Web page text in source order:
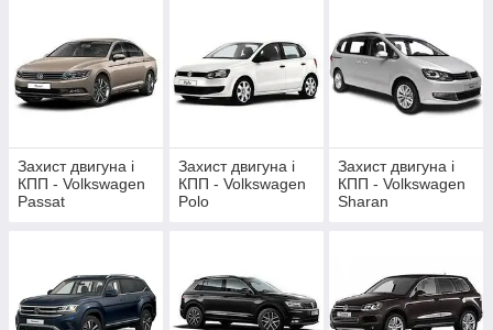
Захист двигуна і
КПП - Volkswagen
Passat
Захист двигуна і
КПП - Volkswagen
Polo
Захист двигуна і
КПП - Volkswagen
Sharan